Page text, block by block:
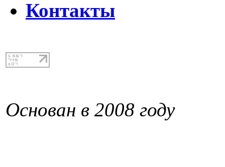
Контакты
Основан в 2008 году